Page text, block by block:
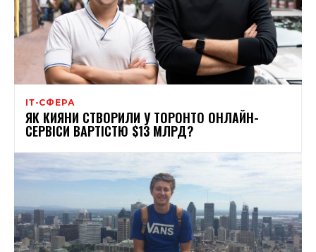
ІТ-СФЕРА
ЯК КИЯНИ СТВОРИЛИ У ТОРОНТО ОНЛАЙН-
СЕРВІСИ ВАРТІСТЮ $13 МЛРД?